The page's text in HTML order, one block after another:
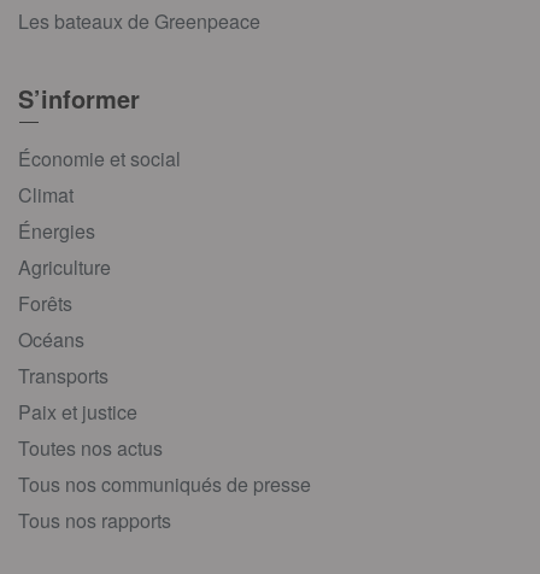
Les bateaux de Greenpeace
S’informer
Économie et social
Climat
Énergies
Agriculture
Forêts
Océans
Transports
Paix et justice
Toutes nos actus
Tous nos communiqués de presse
Tous nos rapports